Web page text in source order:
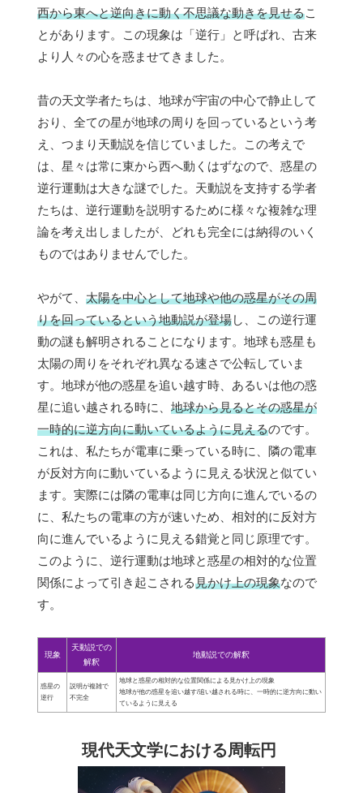
西から東へと逆向きに動く不思議な動きを見せるこ
とがあります。この現象は「逆行」と呼ばれ、古来
より人々の心を惑ませてきました。
昔の天文学者たちは、地球が宇宙の中心で静止して
おり、全ての星が地球の周りを回っているという考
え、つまり天動説を信じていました。この考えで
は、星々は常に東から西へ動くはずなので、惑星の
逆行運動は大きな謎でした。天動説を支持する学者
たちは、逆行運動を説明するために様々な複雑な理
論を考え出しましたが、どれも完全には納得のいく
ものではありませんでした。
やがて、 太陽を中心として地球や他の惑星がその周
りを回っているという地動説が登場し、この逆行運
動の謎も解明されることになります。地球も惑星も
太陽の周りをそれぞれ異なる速さで公転していま
す。地球が他の惑星を追い越す時、あるいは他の惑
星に追い越される時に、 地球から見るとその惑星が
一時的に逆方向に動いているように見えるのです。
これは、私たちが電車に乗っている時に、隣の電車
が反対方向に動いているように見える状況と似てい
ます。実際には隣の電車は同じ方向に進んでいるの
に、私たちの電車の方が速いため、相対的に反対方
向に進んでいるように見える錯覚と同じ原理です。
このように、逆行運動は地球と惑星の相対的な位置
関係によって引き起こされる見かけ上の現象なので
す。
現象
天動説での
解釈
地動説での解釈
惑星の
逆行
説明が複雑で
不完全
地球と惑星の相対的な位置関係による見かけ上の現象
地球が他の惑星を追い越す/追い越される時に、一時的に逆方向に動い
ているように見える
現代天文学における周転円